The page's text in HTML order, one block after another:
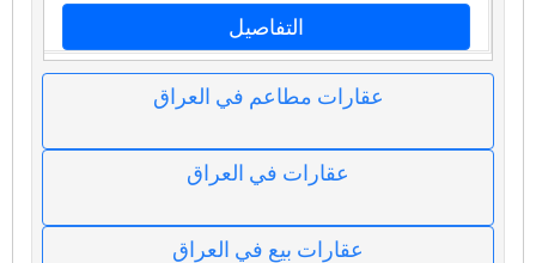
التفاصيل
عقارات مطاعم في العراق
عقارات في العراق
عقارات بيع في العراق